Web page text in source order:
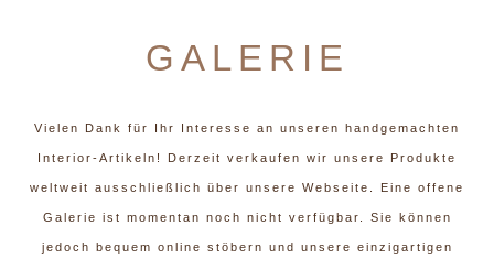
GALERIE
Vielen Dank für Ihr Interesse an unseren handgemachten
Interior-Artikeln! Derzeit verkaufen wir unsere Produkte
weltweit ausschließlich über unsere Webseite. Eine offene
Galerie ist momentan noch nicht verfügbar. Sie können
jedoch bequem online stöbern und unsere einzigartigen